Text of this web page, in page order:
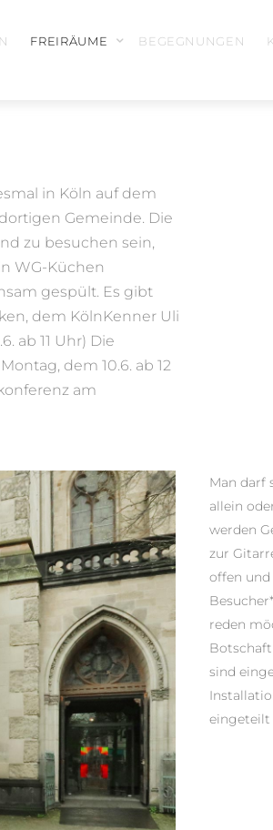
FREIRÄUME BEGEGNUNGEN
in Köln auf dem
Gemeinde. Die
zu besuchen sein,
WG-Küchen
gespült. Es gibt
dem KölnKenner Uli
ab 11 Uhr) Die
dem 10.6. ab 12
am
Man darf
allein
werden
zur
offen und
reden
sind
eingeteilt